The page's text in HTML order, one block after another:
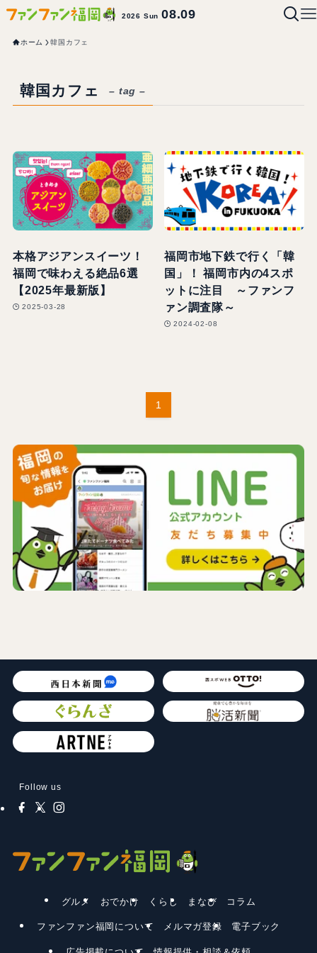
2026 Sun08.09
ホーム 韓国カフェ
韓国カフェ – tag –
本格アジアンスイーツ！
福岡で味わえる絶品6選
【2025年最新版】
2025-03-28
福岡市地下鉄で行く「韓
国」！ 福岡市内の4スポ
ットに注目 ～ファンフ
ァン調査隊～
2024-02-08
1
Follow us
グルメ おでかけ くらし まなび コラム
ファンファン福岡について メルマガ登録 電子ブック